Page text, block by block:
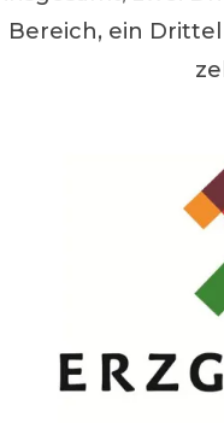
Bereich, ein